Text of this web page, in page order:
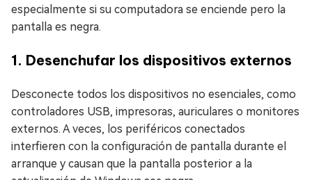
especialmente si su computadora se enciende pero la
pantalla es negra.
1. Desenchufar los dispositivos externos
Desconecte todos los dispositivos no esenciales, como
controladores USB, impresoras, auriculares o monitores
externos. A veces, los periféricos conectados
interfieren con la configuración de pantalla durante el
arranque y causan que la pantalla posterior a la